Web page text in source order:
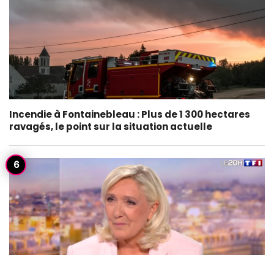
Incendie à Fontainebleau : Plus de 1 300 hectares
ravagés, le point sur la situation actuelle